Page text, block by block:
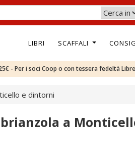
LIBRI SCAFFALI
- Per i soci Coop o con tessera fedeltà
e dintorni
a